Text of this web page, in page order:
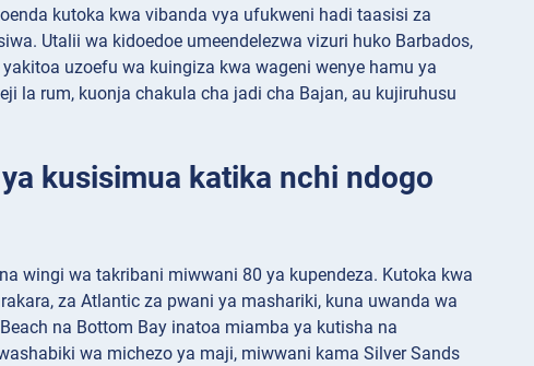
kutoka kwa vibanda vya ufukweni hadi taasisi za
Utalii wa kidoedoe umeendelezwa vizuri huko Barbados,
uzoefu wa kuingiza kwa wageni wenye hamu ya
la rum, kuonja chakula cha jadi cha Bajan, au kujiruhusu
kusisimua katika nchi ndogo
wingi wa takribani miwwani 80 ya kupendeza. Kutoka kwa
za Atlantic za pwani ya mashariki, kuna uwanda wa
na Bottom Bay inatoa miamba ya kutisha na
wa michezo ya maji, miwwani kama Silver Sands